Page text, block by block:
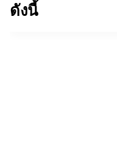
ดังนี้